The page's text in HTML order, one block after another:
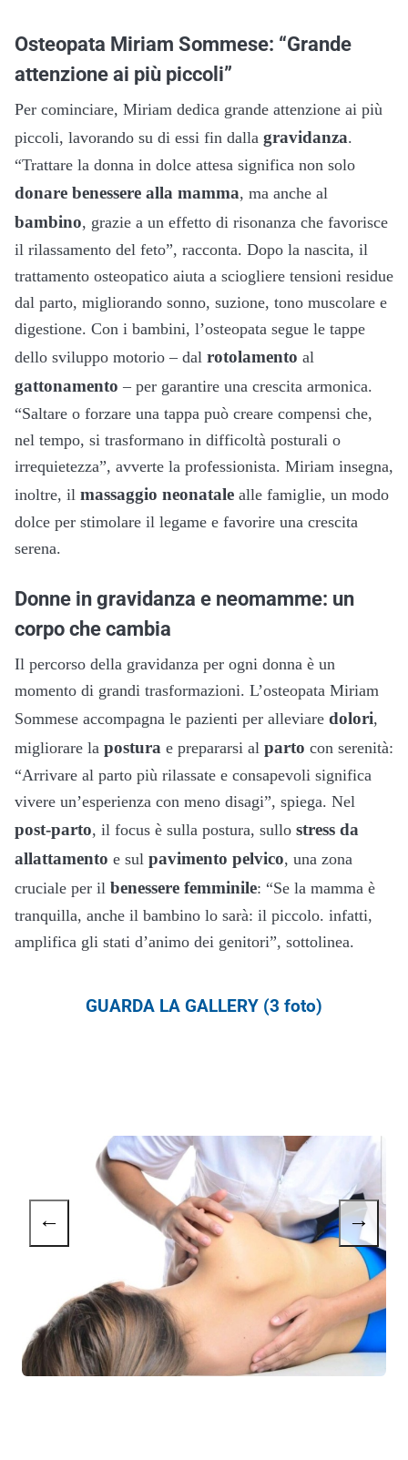
Osteopata Miriam Sommese: “Grande
attenzione ai più piccoli”
Per cominciare, Miriam dedica grande attenzione ai più
piccoli, lavorando su di essi fin dalla gravidanza.
“Trattare la donna in dolce attesa significa non solo
donare benessere alla mamma, ma anche al
bambino, grazie a un effetto di risonanza che favorisce
il rilassamento del feto”, racconta. Dopo la nascita, il
trattamento osteopatico aiuta a sciogliere tensioni residue
dal parto, migliorando sonno, suzione, tono muscolare e
digestione. Con i bambini, l’osteopata segue le tappe
dello sviluppo motorio – dal rotolamento al
gattonamento – per garantire una crescita armonica.
“Saltare o forzare una tappa può creare compensi che,
nel tempo, si trasformano in difficoltà posturali o
irrequietezza”, avverte la professionista. Miriam insegna,
inoltre, il massaggio neonatale alle famiglie, un modo
dolce per stimolare il legame e favorire una crescita
serena.
Donne in gravidanza e neomamme: un
corpo che cambia
Il percorso della gravidanza per ogni donna è un
momento di grandi trasformazioni. L’osteopata Miriam
Sommese accompagna le pazienti per alleviare dolori,
migliorare la postura e prepararsi al parto con serenità:
“Arrivare al parto più rilassate e consapevoli significa
vivere un’esperienza con meno disagi”, spiega. Nel
post-parto, il focus è sulla postura, sullo stress da
allattamento e sul pavimento pelvico, una zona
cruciale per il benessere femminile: “Se la mamma è
tranquilla, anche il bambino lo sarà: il piccolo. infatti,
amplifica gli stati d’animo dei genitori”, sottolinea.
GUARDA LA GALLERY (3 foto)
← →